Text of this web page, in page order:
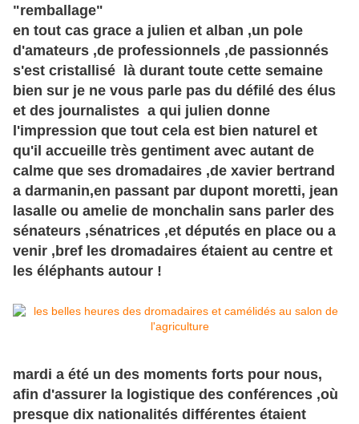
"remballage"
en tout cas grace a julien et alban ,un pole
d'amateurs ,de professionnels ,de passionnés
s'est cristallisé là durant toute cette semaine
bien sur je ne vous parle pas du défilé des élus
et des journalistes a qui julien donne
l'impression que tout cela est bien naturel et
qu'il accueille très gentiment avec autant de
calme que ses dromadaires ,de xavier bertrand
a darmanin,en passant par dupont moretti, jean
lasalle ou amelie de monchalin sans parler des
sénateurs ,sénatrices ,et députés en place ou a
venir ,bref les dromadaires étaient au centre et
les éléphants autour !
mardi a été un des moments forts pour nous,
afin d'assurer la logistique des conférences ,où
presque dix nationalités différentes étaient